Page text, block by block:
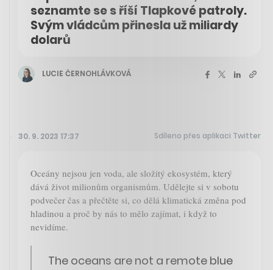
seznamte se s říší Tlapkové patroly.
Svým vládcům přinesla už miliardy
dolarů
LUCIE ČERNOHLÁVKOVÁ
30. 9. 2023 17:37 Sdíleno přes aplikaci Twitter
Oceány nejsou jen voda, ale složitý ekosystém, který
dává život milionům organismům. Udělejte si v sobotu
podvečer čas a přečtěte si, co dělá klimatická změna pod
hladinou a proč by nás to mělo zajímat, i když to
nevidíme.
The oceans are not a remote blue